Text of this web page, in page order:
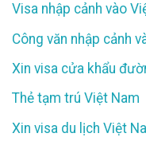
Visa nhập cảnh vào
Công văn nhập cảnh
Xin visa cửa khẩu
Thẻ tạm trú Việt Nam
Xin visa du lịch Việt